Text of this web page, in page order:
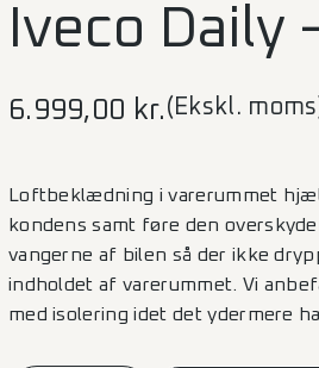
Iveco Daily
6.999,00 kr. (Ekskl.
Loftbeklædning i varerummet
kondens samt føre den
vangerne af bilen så der ikke
indholdet af varerummet. Vi
med isolering idet det ydermere